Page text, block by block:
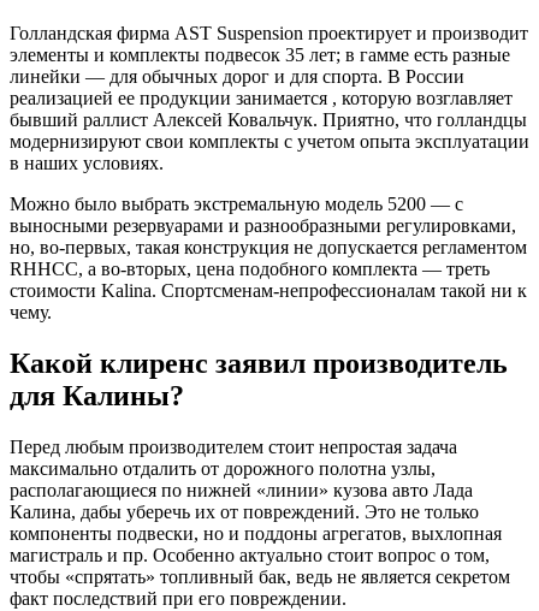
Голландская фирма AST Suspension проектирует и производит
элементы и комплекты подвесок 35 лет; в гамме есть разные
линейки — для обычных дорог и для спорта. В России
реализацией ее продукции занимается , которую возглавляет
бывший раллист Алексей Ковальчук. Приятно, что голландцы
модернизируют свои комплекты с учетом опыта эксплуатации
в наших условиях.
Можно было выбрать экстремальную модель 5200 — с
выносными резервуарами и разнообразными регулировками,
но, во‑первых, такая конструкция не допускается регламентом
RHHCC, а во‑вторых, цена подобного комплекта — треть
стоимости Kalina. Спортсменам-непрофессионалам такой ни к
чему.
Какой клиренс заявил производитель
для Калины?
Перед любым производителем стоит непростая задача
максимально отдалить от дорожного полотна узлы,
располагающиеся по нижней «линии» кузова авто Лада
Калина, дабы уберечь их от повреждений. Это не только
компоненты подвески, но и поддоны агрегатов, выхлопная
магистраль и пр. Особенно актуально стоит вопрос о том,
чтобы «спрятать» топливный бак, ведь не является секретом
факт последствий при его повреждении.